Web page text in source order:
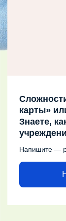
карты»
Знаете,
Напишите —